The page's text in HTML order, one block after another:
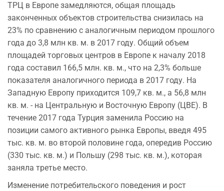
ТРЦ в Европе замедляются, общая площадь
законченных объектов строительства снизилась на
23% по сравнению с аналогичным периодом прошлого
года до 3,8 млн кв. м. в 2017 году. Общий объем
площадей торговых центров в Европе к началу 2018
года составил 166,5 млн. кв. м., что на 2,3% больше
показателя аналогичного периода в 2017 году. На
Западную Европу приходится 109,7 кв. м., а 56,8 млн
кв. м. - на Центральную и Восточную Европу (ЦВЕ). В
течение 2017 года Турция заменила Россию на
позиции самого активного рынка Европы, введя 495
тыс. кв. м. во второй половине года, опередив Россию
(330 тыс. кв. м.) и Польшу (298 тыс. кв. м.), которая
заняла третье место.
Изменение потребительского поведения и рост